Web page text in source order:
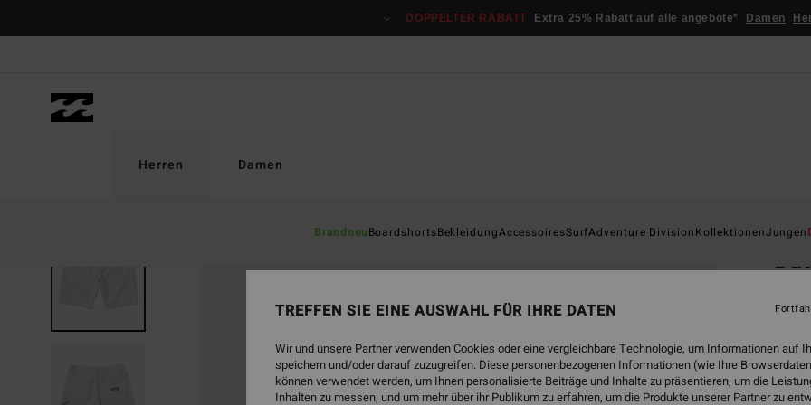
DOPPELTER RABATT Extra 25% Rabatt auf alle angebote* Damen
Herren
BrandneuBoardshortsBekleidungAccessoiresSurfAdventure DivisionKollektionenJungen
Damen
€
€
SALE
TREFFEN SIE EINE AUSWAHL FÜR IHRE DATEN
Wir und unsere Partner verwenden Cookies oder eine vergleichbare Technologie, um Informationen auf
speichern und/oder darauf zuzugreifen. Diese personenbezogenen Informationen (wie Ihre
können verwendet werden, um Ihnen personalisierte Beiträge und Inhalte zu präsentieren, um die
Inhalten zu messen, und um mehr über ihr Publikum zu erfahren, um die Produkte unserer Partner zu